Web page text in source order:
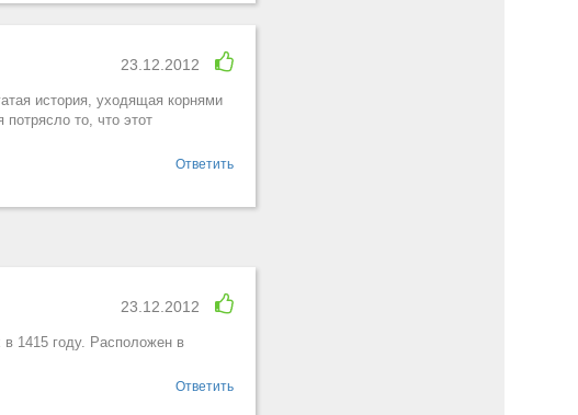
23.12.2012
история, уходящая корнями
то, что этот
Ответить
23.12.2012
1415 году. Расположен в
Ответить